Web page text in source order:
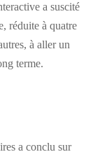
a suscité
réduite à quatre
à aller un
terme.
a conclu sur